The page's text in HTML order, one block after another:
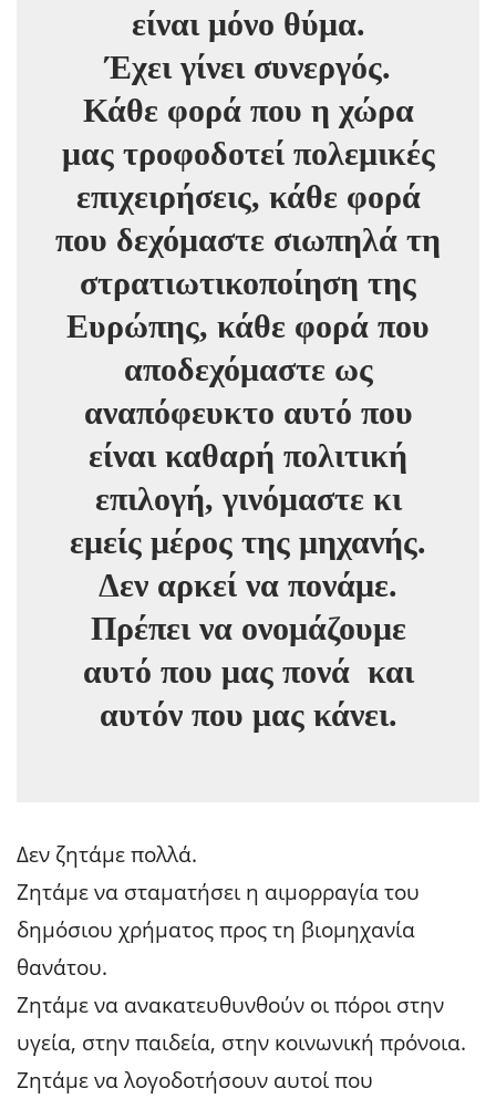
είναι μόνο θύμα.
Έχει γίνει συνεργός.
Κάθε φορά που η χώρα
μας τροφοδοτεί πολεμικές
επιχειρήσεις, κάθε φορά
που δεχόμαστε σιωπηλά τη
στρατιωτικοποίηση της
Ευρώπης, κάθε φορά που
αποδεχόμαστε ως
αναπόφευκτο αυτό που
είναι καθαρή πολιτική
επιλογή, γινόμαστε κι
εμείς μέρος της μηχανής.
Δεν αρκεί να πονάμε.
Πρέπει να ονομάζουμε
αυτό που μας πονά και
αυτόν που μας κάνει.
Δεν ζητάμε πολλά.
Ζητάμε να σταματήσει η αιμορραγία του
δημόσιου χρήματος προς τη βιομηχανία
θανάτου.
Ζητάμε να ανακατευθυνθούν οι πόροι στην
υγεία, στην παιδεία, στην κοινωνική πρόνοια.
Ζητάμε να λογοδοτήσουν αυτοί που